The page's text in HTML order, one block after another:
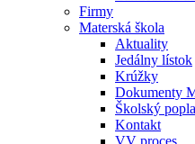
Firmy
Materská škola
Aktuality
Jedálny lístok
Krúžky
Dokumenty
Školský
Kontakt
VV proces